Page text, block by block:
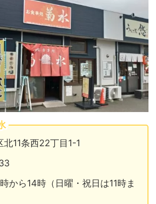
11条西22丁目1-1
から14時（日曜・祝日は11時ま